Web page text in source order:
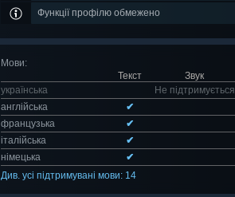
Функції профілю обмежено
Мови:
Текст
Звук
українська
Не підтримується
англійська
✔
французька
✔
італійська
✔
німецька
✔
Див. усі підтримувані мови: 14